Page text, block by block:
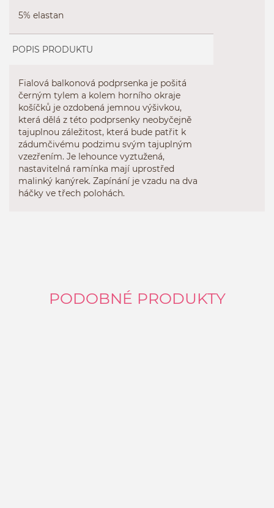
5% elastan
POPIS PRODUKTU
Fialová balkonová podprsenka je pošitá
černým tylem a kolem horního okraje
košíčků je ozdobená jemnou výšivkou,
která dělá z této podprsenky neobyčejně
tajuplnou záležitost, která bude patřit k
zádumčivému podzimu svým tajuplným
vzezřením. Je lehounce vyztužená,
nastavitelná ramínka mají uprostřed
malinký kanýrek. Zapínání je vzadu na dva
háčky ve třech polohách.
PODOBNÉ PRODUKTY